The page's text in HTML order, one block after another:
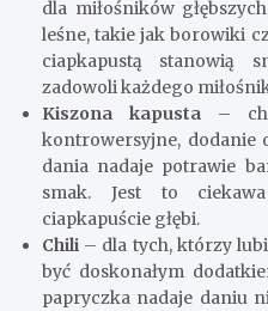
dla miłośników
leśne, takie jak borowiki
ciapkapustą stanowią
zadowoli każdego
Kiszona kapusta –
kontrowersyjne, dodanie
dania nadaje potrawie
smak. Jest to
ciapkapuście głębi.
Chili – dla tych, którzy
być doskonałym
papryczka nadaje daniu